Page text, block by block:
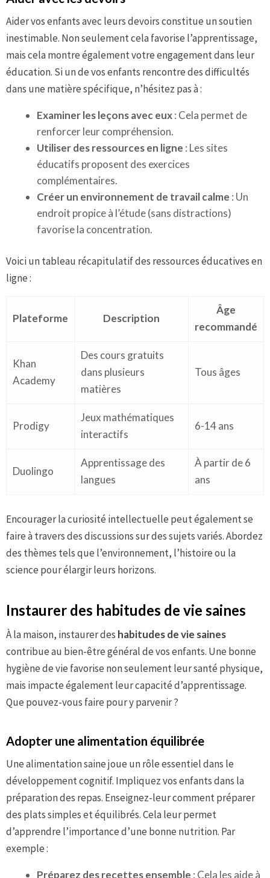
Aider vos enfants avec leurs devoirs constitue un soutien
inestimable. Non seulement cela favorise l’apprentissage,
mais cela montre également votre engagement dans leur
éducation. Si un de vos enfants rencontre des difficultés
dans une matière spécifique, n’hésitez pas à :
Examiner les leçons avec eux: Cela permet de
renforcer leur compréhension.
Utiliser des ressources en ligne : Les sites
éducatifs proposent des exercices
complémentaires.
Créer un environnement de travail calme : Un
endroit propice à l’étude (sans distractions)
favorise la concentration.
Voici un tableau récapitulatif des ressources éducatives en
ligne :
Plateforme Description
Âge
recommandé
Khan
Academy
Des cours gratuits
dans plusieurs
matières
Tous âges
Prodigy
Jeux mathématiques
interactifs
6-14 ans
Duolingo
Apprentissage des
langues
À partir de 6
ans
Encourager la curiosité intellectuelle peut également se
faire à travers des discussions sur des sujets variés. Abordez
des thèmes tels que l’environnement, l’histoire ou la
science pour élargir leurs horizons.
Instaurer des habitudes de vie saines
À la maison, instaurer des habitudes de vie saines
contribue au bien-être général de vos enfants. Une bonne
hygiène de vie favorise non seulement leur santé physique,
mais impacte également leur capacité d’apprentissage.
Que pouvez-vous faire pour y parvenir ?
Adopter une alimentation équilibrée
Une alimentation saine joue un rôle essentiel dans le
développement cognitif. Impliquez vos enfants dans la
préparation des repas. Enseignez-leur comment préparer
des plats simples et équilibrés. Cela leur permet
d’apprendre l’importance d’une bonne nutrition. Par
exemple :
Préparez des recettes ensemble : Cela les aide à